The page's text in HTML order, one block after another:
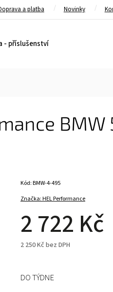
a platba Novinky
- příslušenství
BMW
Značka:HEL Performance
2 722 Kč
2 250 Kč bez DPH
Kód:BMW-4-495
DO TÝDNE